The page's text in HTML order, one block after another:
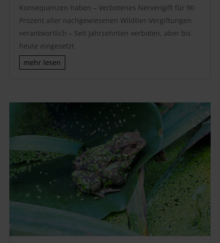
Konsequenzen haben – Verbotenes Nervengift für 90
Prozent aller nachgewiesenen Wildtier-Vergiftungen
verantwortlich – Seit Jahrzehnten verboten, aber bis
heute eingesetzt
mehr lesen